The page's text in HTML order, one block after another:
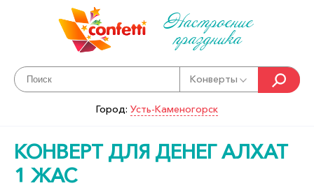
Настроение
праздника
Конверты
Город: Усть-Каменогорск
КОНВЕРТ ДЛЯ ДЕНЕГ АЛХАТ
1 ЖАС